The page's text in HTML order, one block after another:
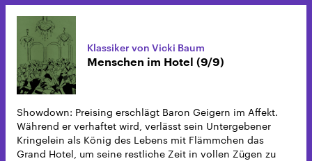
Klassiker von Vicki Baum
Menschen im Hotel (9/9)
Showdown: Preising erschlägt Baron Geigern im Affekt.
Während er verhaftet wird, verlässt sein Untergebener
Kringelein als König des Lebens mit Flämmchen das
Grand Hotel, um seine restliche Zeit in vollen Zügen zu